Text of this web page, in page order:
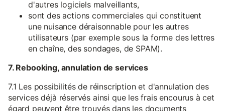
d'autres logiciels malveillants,
sont des actions commerciales qui constituent
une nuisance déraisonnable pour les autres
utilisateurs (par exemple sous la forme des lettres
en chaîne, des sondages, de SPAM).
7. Rebooking, annulation de services
7.1 Les possibilités de réinscription et d'annulation des
services déjà réservés ainsi que les frais encourus à cet
égard peuvent être trouvés dans les documents